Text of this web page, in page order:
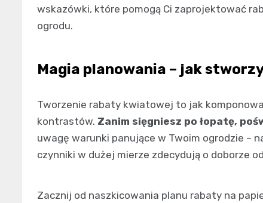
wskazówki, które pomogą Ci zaprojektować
ogrodu.
Magia planowania – jak
Tworzenie rabaty kwiatowej to jak
kontrastów. Zanim sięgniesz po łopatę,
uwagę warunki panujące w Twoim ogrodzie –
czynniki w dużej mierze zdecydują o doborze
Zacznij od naszkicowania planu rabaty na